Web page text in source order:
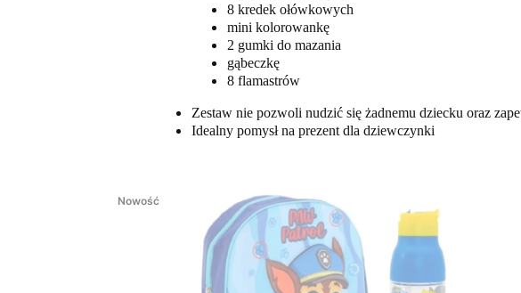
8 kredek ołówkowych
mini kolorowankę
2 gumki do mazania
gąbeczkę
8 flamastrów
Zestaw nie pozwoli nudzić się żadnemu dziecku oraz
Idealny pomysł na prezent dla dziewczynki
Nowość